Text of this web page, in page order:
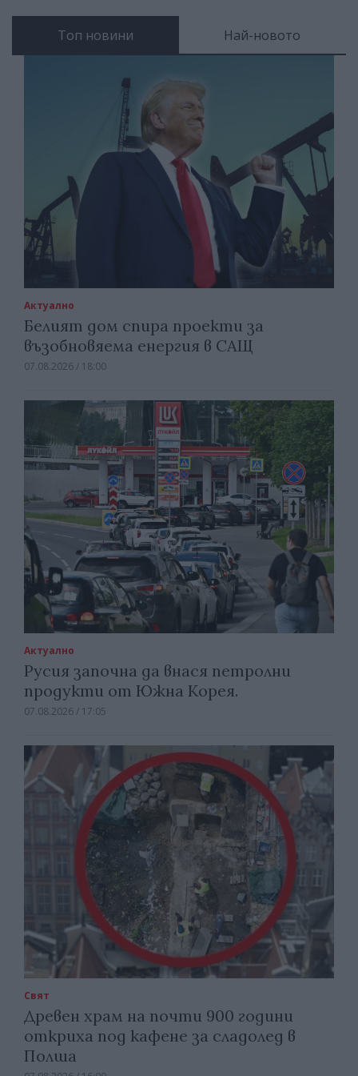
Топ новини Най-новото
Актуално
Белият дом спира проекти за
възобновяема енергия в САЩ
07.08.2026 / 18:00
Актуално
Русия започна да внася петролни
продукти от Южна Корея.
07.08.2026 / 17:05
Свят
Древен храм на почти 900 години
откриха под кафене за сладолед в
Полша